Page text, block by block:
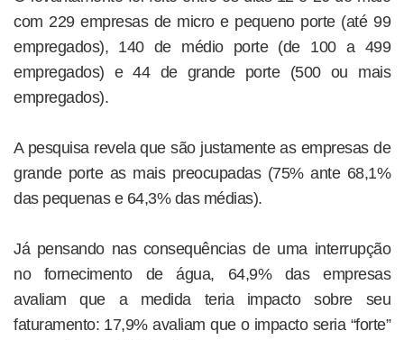
com 229 empresas de micro e pequeno porte (até 99
empregados), 140 de médio porte (de 100 a 499
empregados) e 44 de grande porte (500 ou mais
empregados).
A pesquisa revela que são justamente as empresas de
grande porte as mais preocupadas (75% ante 68,1%
das pequenas e 64,3% das médias).
Já pensando nas consequências de uma interrupção
no fornecimento de água, 64,9% das empresas
avaliam que a medida teria impacto sobre seu
faturamento: 17,9% avaliam que o impacto seria “forte”